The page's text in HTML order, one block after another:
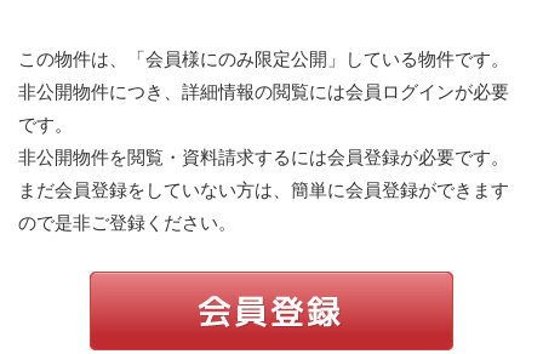
この物件は、「会員様にのみ限定公開」している物件です。
非公開物件につき、詳細情報の閲覧には会員ログインが必要
です。
非公開物件を閲覧・資料請求するには会員登録が必要です。
まだ会員登録をしていない方は、簡単に会員登録ができます
ので是非ご登録ください。